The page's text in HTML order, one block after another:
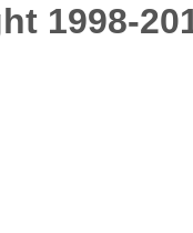
1998-